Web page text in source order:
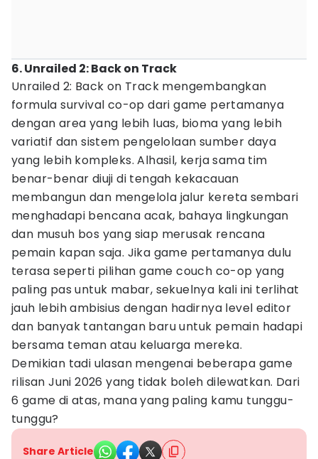
6. Unrailed 2: Back on Track
Unrailed 2: Back on Track mengembangkan
formula survival co-op dari game pertamanya
dengan area yang lebih luas, bioma yang lebih
variatif dan sistem pengelolaan sumber daya
yang lebih kompleks. Alhasil, kerja sama tim
benar-benar diuji di tengah kekacauan
membangun dan mengelola jalur kereta sembari
menghadapi bencana acak, bahaya lingkungan
dan musuh bos yang siap merusak rencana
pemain kapan saja. Jika game pertamanya dulu
terasa seperti pilihan game couch co-op yang
paling pas untuk mabar, sekuelnya kali ini terlihat
jauh lebih ambisius dengan hadirnya level editor
dan banyak tantangan baru untuk pemain hadapi
bersama teman atau keluarga mereka.
Demikian tadi ulasan mengenai beberapa game
rilisan Juni 2026 yang tidak boleh dilewatkan. Dari
6 game di atas, mana yang paling kamu tunggu-
tunggu?
Share Article